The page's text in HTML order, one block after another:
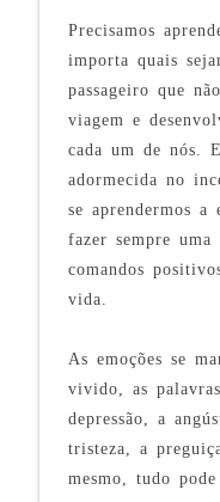
Precisamos
importa quais
passageiro que
viagem e
cada um de nós.
adormecida no
se aprendermos a
fazer sempre
comandos
vida.
As emoções se
vivido, as
depressão, a
tristeza, a
mesmo, tudo